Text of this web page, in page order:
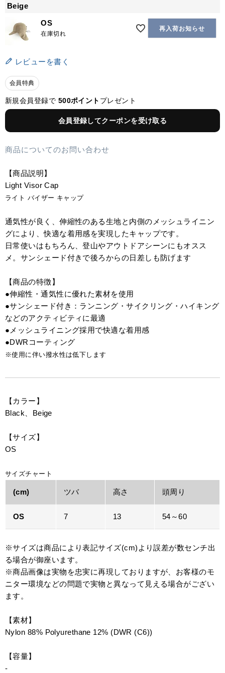
Beige
OS
在庫切れ
再入荷お知らせ
レビューを書く
会員特典
新規会員登録で 500ポイント プレゼント
会員登録してクーポンを受け取る
商品についてのお問い合わせ
【商品説明】
Light Visor Cap
ライト バイザー キャップ
通気性が良く、伸縮性のある生地と内側のメッシュライニン
グにより、快適な着用感を実現したキャップです。
日常使いはもちろん、登山やアウトドアシーンにもオスス
メ。サンシェード付きで後ろからの日差しも防げます
【商品の特徴】
●伸縮性・通気性に優れた素材を使用
●サンシェード付き：ランニング・サイクリング・ハイキング
などのアクティビティに最適
●メッシュライニング採用で快適な着用感
●DWRコーティング
※使用に伴い撥水性は低下します
【カラー】
Black、Beige
【サイズ】
OS
サイズチャート
(cm) ツバ 高さ 頭周り
OS 7 13 54～60
※サイズは商品により表記サイズ(cm)より誤差が数センチ出
る場合が御座います。
※商品画像は実物を忠実に再現しておりますが、お客様のモ
ニター環境などの問題で実物と異なって見える場合がござい
ます。
【素材】
Nylon 88% Polyurethane 12% (DWR (C6))
【容量】
-